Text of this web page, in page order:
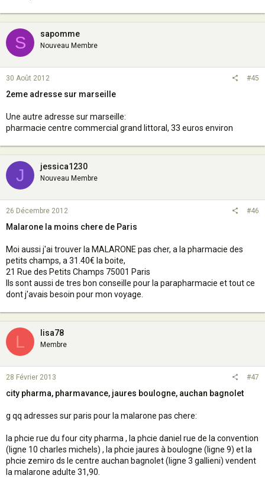
S sapomme
Nouveau Membre
30 Août 2012 #45
2eme adresse sur marseille
Une autre adresse sur marseille:
pharmacie centre commercial grand littoral, 33 euros environ
J jessica1230
Nouveau Membre
26 Décembre 2012 #46
Malarone la moins chere de Paris
Moi aussi j'ai trouver la MALARONE pas cher, a la pharmacie des
petits champs, a 31.40€ la boite,
21 Rue des Petits Champs 75001 Paris
Ils sont aussi de tres bon conseille pour la parapharmacie et tout ce
dont j'avais besoin pour mon voyage.
L lisa78
Membre
28 Février 2013 #47
city pharma, pharmavance, jaures boulogne, auchan bagnolet
g qq adresses sur paris pour la malarone pas chere:
la phcie rue du four city pharma , la phcie daniel rue de la convention
(ligne 10 charles michels) , la phcie jaures à boulogne (ligne 9) et la
phcie zemiro ds le centre auchan bagnolet (ligne 3 gallieni) vendent
la malarone adulte 31,90.